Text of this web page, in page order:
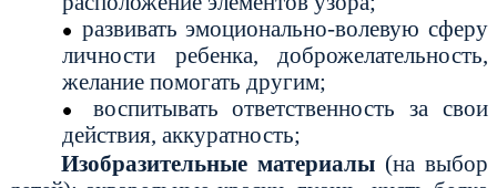
развивать эмоционально-волевую сферу
личности ребенка, доброжелательность,
желание помогать другим;
воспитывать ответственность за свои
действия, аккуратность;
Изобразительные материалы (на выбор